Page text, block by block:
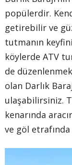
popülerdir.
getirebilir ve
tutmanın
köylerde ATV
de
olan Darlık
ulaşabilirsiniz.
kenarında
ve göl